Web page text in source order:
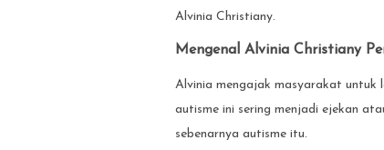
Alvinia Christiany.
Mengenal Alvinia Christiany
Alvinia mengajak masyarakat untuk
autisme ini sering menjadi ejekan
sebenarnya autisme itu.